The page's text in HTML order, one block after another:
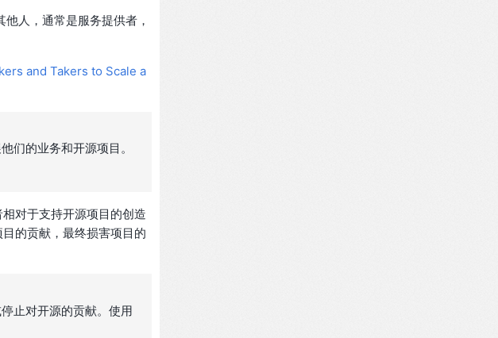
人，通常是服务提供者，
and Takers to Scale a
们的业务和开源项目。
对于支持开源项目的创造
的贡献，最终损害项目的
止对开源的贡献。使用